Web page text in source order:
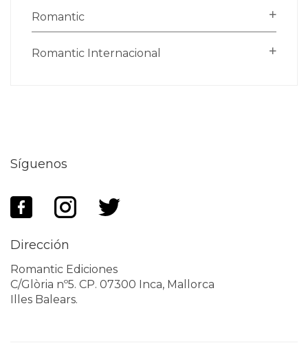
Romantic
Romantic Internacional
Síguenos
Dirección
Romantic Ediciones
C/Glòria nº5. CP. 07300 Inca, Mallorca
Illes Balears.